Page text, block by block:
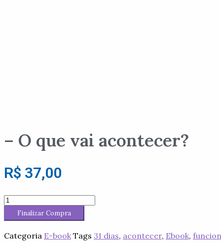
– O que vai acontecer?
R$ 37,00
Meu
funcionário
lugar
Finalizar Compra
Categoria E-book Tags 31 dias, acontecer, Ebook,